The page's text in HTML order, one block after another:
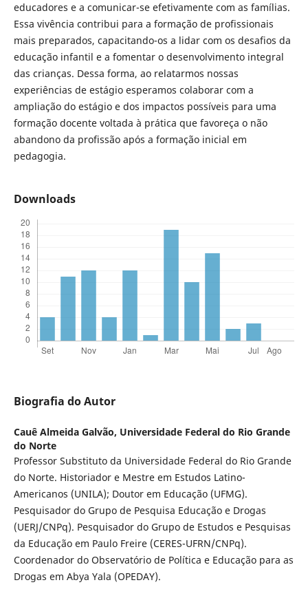
educadores e a comunicar-se efetivamente com as famílias.
Essa vivência contribui para a formação de profissionais
mais preparados, capacitando-os a lidar com os desafios da
educação infantil e a fomentar o desenvolvimento integral
das crianças. Dessa forma, ao relatarmos nossas
experiências de estágio esperamos colaborar com a
ampliação do estágio e dos impactos possíveis para uma
formação docente voltada à prática que favoreça o não
abandono da profissão após a formação inicial em
pedagogia.
Downloads
Biografia do Autor
Cauê Almeida Galvão, Universidade Federal do Rio Grande
do Norte
Professor Substituto da Universidade Federal do Rio Grande
do Norte. Historiador e Mestre em Estudos Latino-
Americanos (UNILA); Doutor em Educação (UFMG).
Pesquisador do Grupo de Pesquisa Educação e Drogas
(UERJ/CNPq). Pesquisador do Grupo de Estudos e Pesquisas
da Educação em Paulo Freire (CERES-UFRN/CNPq).
Coordenador do Observatório de Política e Educação para as
Drogas em Abya Yala (OPEDAY).